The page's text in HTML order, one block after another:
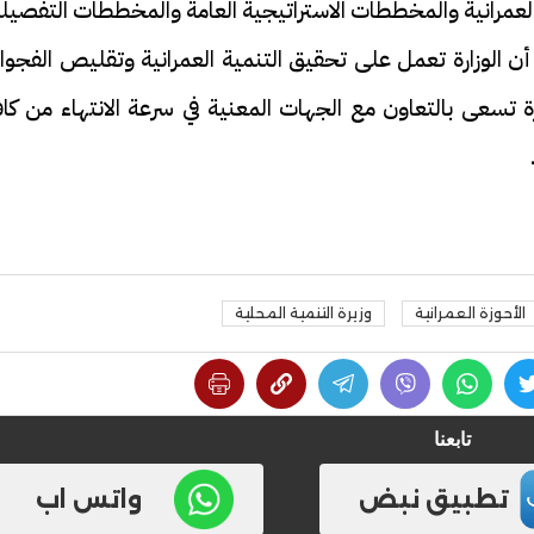
والمخططات الاستراتيجية العامة والمخططات
الوزارة تعمل على تحقيق التنمية العمرانية وتقليص
تسعى بالتعاون مع الجهات المعنية في سرعة الانتهاء من
الأحوزة العمرانية وزيرة التنمية المحلية
تابعنا
تطبيق نبض واتس اب
ديني في القوصية..
تحفة معمارية بتكلفة تجاوزت 20
ابني بطل وفخورة بيه.. أول ظهور
عماد سائق التريلا مع والدته